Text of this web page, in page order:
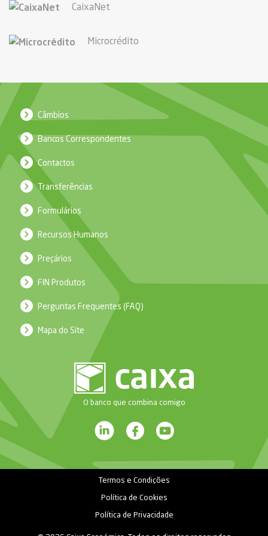
CaixaNet
Microcrédito
O banco que combina comigo
Câmbios
Bancos Correspondentes
Contactos
Transferências
Formulários
Recursos Humanos
Preçários
FIN Produtos
Perguntas Frequentes (FAQ)
Mapa do Site
Termos e Condições
Política de Cookies
Política de Privacidade